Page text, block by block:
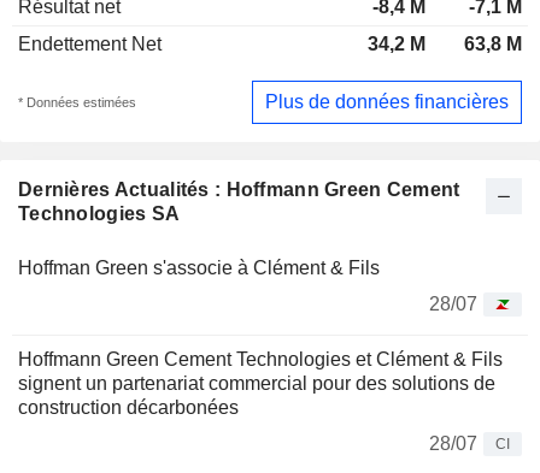
Dernières Actualités : Hoffmann Green Cement
Technologies SA
Hoffman Green s'associe à Clément & Fils
28/07
Hoffmann Green Cement Technologies et Clément & Fils
signent un partenariat commercial pour des solutions de
construction décarbonées
28/07
CI
Résultat net
-8,4 M
-7,1 M
Endettement Net
34,2 M 63,8 M
* Données estimées Plus de données financières